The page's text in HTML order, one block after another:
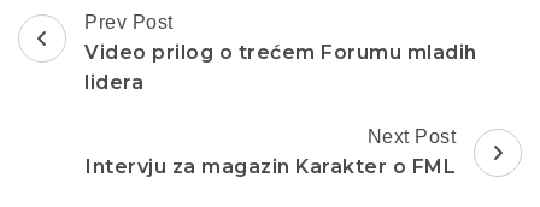
Post
Navigation
Prev Post
Video prilog o trećem Forumu mladih
lidera
Next Post
Intervju za magazin Karakter o FML